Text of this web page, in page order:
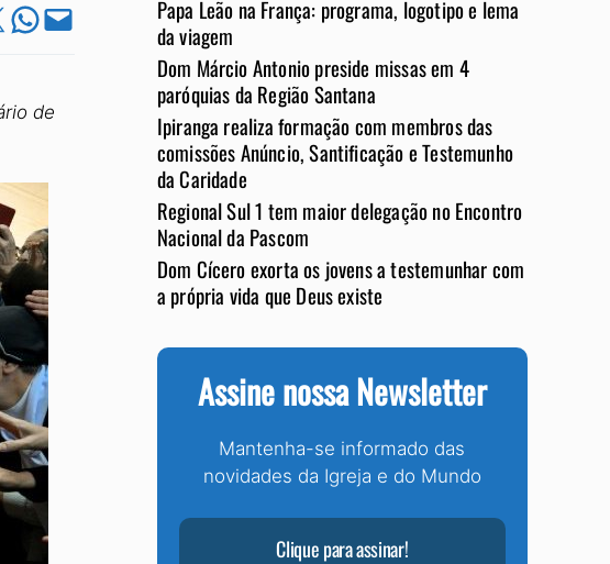
Share on WhatsApp
Email this Page
de
Papa Leão na França: programa, logotipo e lema
da viagem
Dom Márcio Antonio preside missas em 4
paróquias da Região Santana
Ipiranga realiza formação com membros das
comissões Anúncio, Santificação e Testemunho
da Caridade
Regional Sul 1 tem maior delegação no Encontro
Nacional da Pascom
Dom Cícero exorta os jovens a testemunhar com
a própria vida que Deus existe
Assine nossa Newsletter
Mantenha-se informado das
novidades da Igreja e do Mundo
Clique para assinar!